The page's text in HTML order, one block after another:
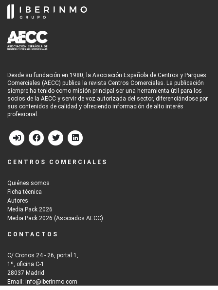
Desde su fundación en 1980, la Asociación Española de Centros y Parques
Comerciales (AECC) publica la revista Centros Comerciales. La publicación
siempre ha tenido como misión principal ser una herramienta útil para los
socios de la AECC y servir de voz autorizada del sector, diferenciándose por
sus contenidos de calidad y ofreciendo información de alto interés
profesional.
CENTROS COMERCIALES
Quiénes somos
Ficha técnica
Autores
Media Pack 2026
Media Pack 2026 (Asociados AECC)
CONTACTOS
C/ Cronos 24 - 26, portal 1,
1º, oficina C-1
28037 Madrid
Email: info@iberinmo.com